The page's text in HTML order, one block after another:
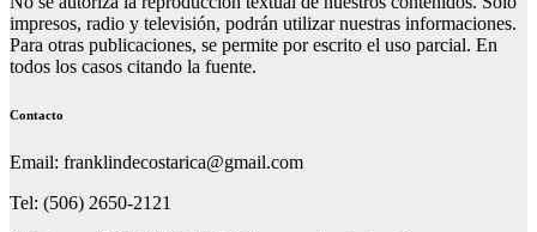
impresos, radio y televisión, podrán utilizar nuestras informaciones.
Para otras publicaciones, se permite por escrito el uso parcial. En
todos los casos citando la fuente.
Contacto
Email: franklindecostarica@gmail.com
Tel: (506) 2650-2121